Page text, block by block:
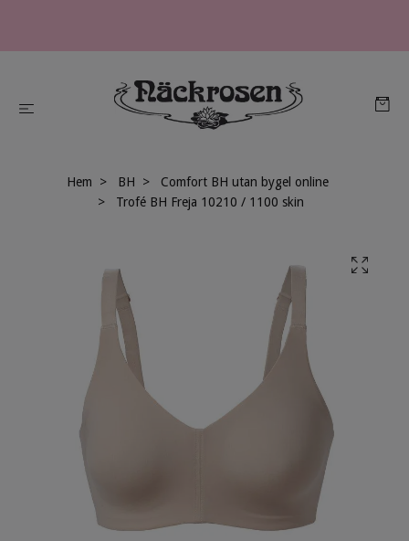
Hem BH
Comfort BH utan bygel online
Trofé BH Freja 10210 / 1100 skin